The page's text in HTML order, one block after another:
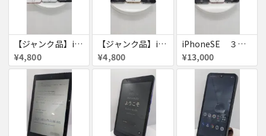
【ジャンク品】iPhone6s ３台セット
¥4,800
【ジャンク品】iPhoneSE ３台セット
¥4,800
iPhoneSE ３台セット
¥13,000